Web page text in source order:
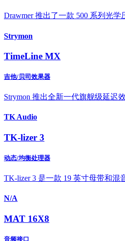
Drawmer 推出了一款 500 系列光
Strymon
TimeLine MX
吉他/贝司效果器
Strymon 推出全新一代旗舰级延迟
TK Audio
TK-lizer 3
动态/均衡处理器
TK-lizer 3 是一款 19 英寸母带和
N/A
MAT 16X8
音频接口